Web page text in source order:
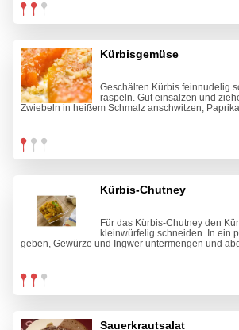
Kürbisgemüse
Geschälten Kürbis feinnudelig
raspeln. Gut einsalzen und
Zwiebeln in heißem Schmalz anschwitzen,
Kürbis-Chutney
Für das Kürbis-Chutney den
kleinwürfelig schneiden. In ein
geben, Gewürze und Ingwer untermengen und
Sauerkrautsalat